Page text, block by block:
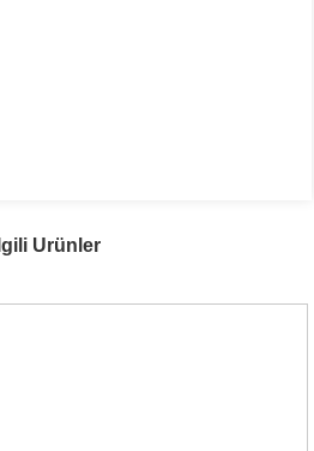
Ilgili Ürünler